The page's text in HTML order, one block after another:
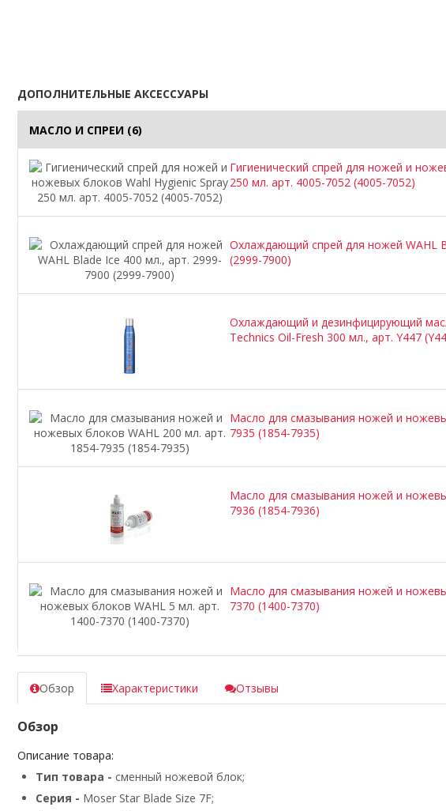
ДОПОЛНИТЕЛЬНЫЕ АКСЕССУАРЫ
МАСЛО И СПРЕИ (6)
Гигиенический спрей для ножей и
250 мл. арт. 4005-7052 (4005-7052)
Охлаждающий спрей для ножей WAHL
(2999-7900)
Охлаждающий и дезинфицирующий
Technics Oil-Fresh 300 мл., арт. Y447
Масло для смазывания ножей и
7935 (1854-7935)
Масло для смазывания ножей и
7936 (1854-7936)
Масло для смазывания ножей и
7370 (1400-7370)
Обзор Характеристики Отзывы
Обзор
Описание товара:
Тип товара - сменный ножевой блок;
Серия - Moser Star Blade Size 7F;